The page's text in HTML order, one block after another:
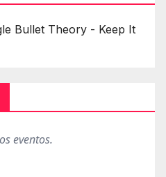
Bullet Theory - Keep It